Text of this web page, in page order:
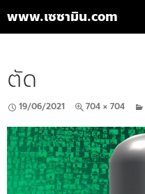
www.เซซามิน.com
เนื้อหา
ตัด
19/06/2021 704 × 704